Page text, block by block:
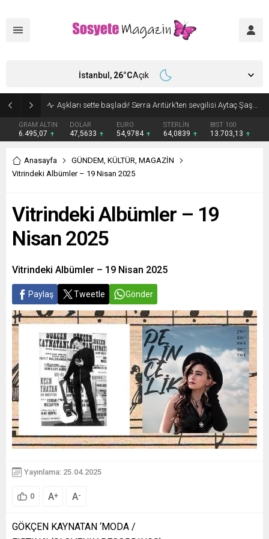
Aşkları sette başladı! Serra Arıtürk’ten sevgilisi Aytaç Şaşmaz’a romantik kutlama
GRAM ALTIN
6.495,07
DOLAR
47,5633
EURO
54,9784
STERLİN
64,0839
BIST 100
13.703,13
İstanbul, 26°CAçık
Anasayfa GÜNDEM, KÜLTÜR, MAGAZİN
Vitrindeki Albümler – 19 Nisan 2025
Vitrindeki Albümler – 19
Nisan 2025
Vitrindeki Albümler – 19 Nisan 2025
Paylaş Tweetle Gönder
Yayınlama: 25.04.2025
0 A+ A-
GÖKÇEN KAYNATAN ‘MODA /